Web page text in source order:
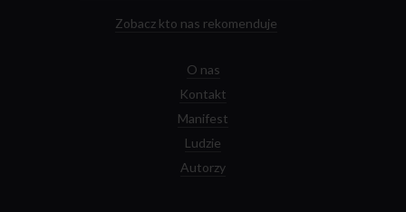
Zobacz kto nas rekomenduje
O nas
Kontakt
Manifest
Ludzie
Autorzy